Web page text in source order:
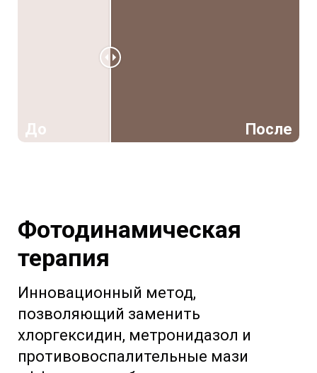
До После
Фотодинамическая
терапия
Инновационный метод,
позволяющий заменить
хлоргексидин, метронидазол и
противовоспалительные мази